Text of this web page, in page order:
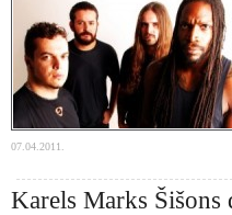
07.04.2011.
Karels Marks Šišons